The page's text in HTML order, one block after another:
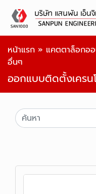
หน้าแรก » แคตตาล็อกอ
อื่นๆ
ออกแบบติดตั้งเครน